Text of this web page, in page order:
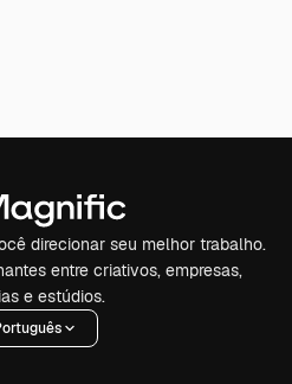
direcionar seu melhor trabalho.
entre criativos, empresas,
e estúdios.